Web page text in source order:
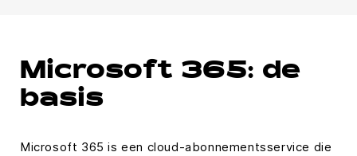
Microsoft 365: de
basis
Microsoft 365 is een cloud-abonnementsservice die